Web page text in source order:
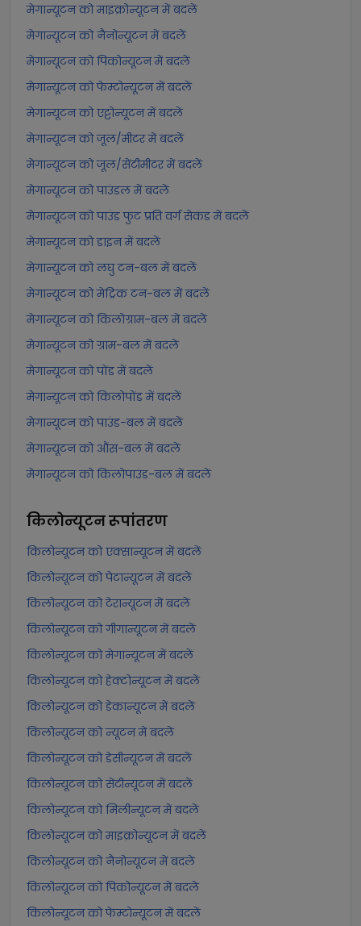
मेगान्यूटन को माइक्रोन्यूटन में बदलें
मेगान्यूटन को नैनोन्यूटन में बदलें
मेगान्यूटन को पिकोन्यूटन में बदलें
मेगान्यूटन को फेम्टोन्यूटन में बदलें
मेगान्यूटन को एट्टोन्यूटन में बदलें
मेगान्यूटन को जूल/मीटर में बदलें
मेगान्यूटन को जूल/सेंटीमीटर में बदलें
मेगान्यूटन को पाउंडल में बदलें
मेगान्यूटन को पाउंड फुट प्रति वर्ग सेकंड में बदलें
मेगान्यूटन को डाइन में बदलें
मेगान्यूटन को लघु टन-बल में बदलें
मेगान्यूटन को मेट्रिक टन-बल में बदलें
मेगान्यूटन को किलोग्राम-बल में बदलें
मेगान्यूटन को ग्राम-बल में बदलें
मेगान्यूटन को पोंड में बदलें
मेगान्यूटन को किलोपोंड में बदलें
मेगान्यूटन को पाउंड-बल में बदलें
मेगान्यूटन को औंस-बल में बदलें
मेगान्यूटन को किलोपाउंड-बल में बदलें
किलोन्यूटनरूपांतरण
किलोन्यूटन को एक्सान्यूटन में बदलें
किलोन्यूटन को पेटान्यूटन में बदलें
किलोन्यूटन को टेरान्यूटन में बदलें
किलोन्यूटन को गीगान्यूटन में बदलें
किलोन्यूटन को मेगान्यूटन में बदलें
किलोन्यूटन को हेक्टोन्यूटन में बदलें
किलोन्यूटन को डेकान्यूटन में बदलें
किलोन्यूटन को न्यूटन में बदलें
किलोन्यूटन को डेसीन्यूटन में बदलें
किलोन्यूटन को सेंटीन्यूटन में बदलें
किलोन्यूटन को मिलीन्यूटन में बदलें
किलोन्यूटन को माइक्रोन्यूटन में बदलें
किलोन्यूटन को नैनोन्यूटन में बदलें
किलोन्यूटन को पिकोन्यूटन में बदलें
किलोन्यूटन को फेम्टोन्यूटन में बदलें